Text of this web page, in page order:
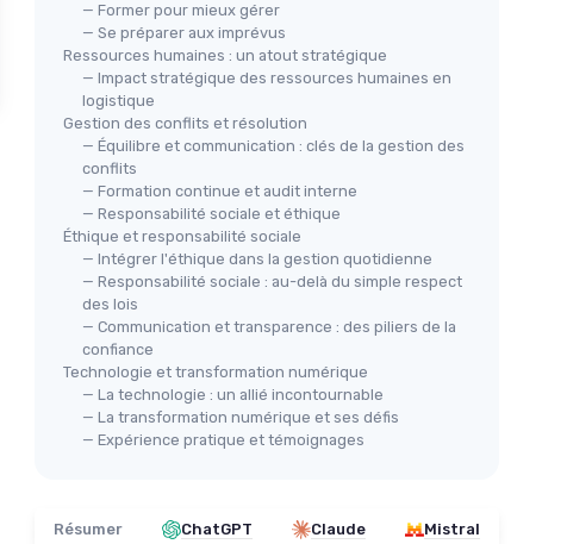
— Former pour mieux gérer
— Se préparer aux imprévus
Ressources humaines : un atout stratégique
— Impact stratégique des ressources humaines en
logistique
Gestion des conflits et résolution
— Équilibre et communication : clés de la gestion des
conflits
— Formation continue et audit interne
— Responsabilité sociale et éthique
Éthique et responsabilité sociale
— Intégrer l'éthique dans la gestion quotidienne
— Responsabilité sociale : au-delà du simple respect
des lois
— Communication et transparence : des piliers de la
confiance
Technologie et transformation numérique
— La technologie : un allié incontournable
— La transformation numérique et ses défis
— Expérience pratique et témoignages
Résumer ChatGPT Claude Mistral